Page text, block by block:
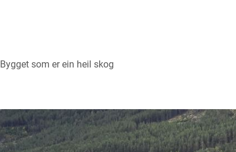
Bygget som er ein heil skog